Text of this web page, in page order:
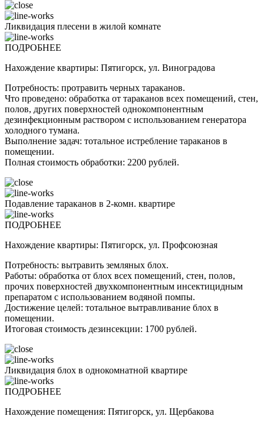
Ликвидация плесени в жилой комнате
ПОДРОБНЕЕ
Нахождение квартиры: Пятигорск, ул. Виноградова
Потребность: протравить черных тараканов.
Что проведено: обработка от тараканов всех помещений, стен,
полов, других поверхностей однокомпонентным
дезинфекционным раствором с использованием генератора
холодного тумана.
Выполнение задач: тотальное истребление тараканов в
помещении.
Полная стоимость обработки: 2200 рублей.
Подавление тараканов в 2-комн. квартире
ПОДРОБНЕЕ
Нахождение квартиры: Пятигорск, ул. Профсоюзная
Потребность: вытравить земляных блох.
Работы: обработка от блох всех помещений, стен, полов,
прочих поверхностей двухкомпонентным инсектицидным
препаратом с использованием водяной помпы.
Достижение целей: тотальное вытравливание блох в
помещении.
Итоговая стоимость дезинсекции: 1700 рублей.
Ликвидация блох в однокомнатной квартире
ПОДРОБНЕЕ
Нахождение помещения: Пятигорск, ул. Щербакова